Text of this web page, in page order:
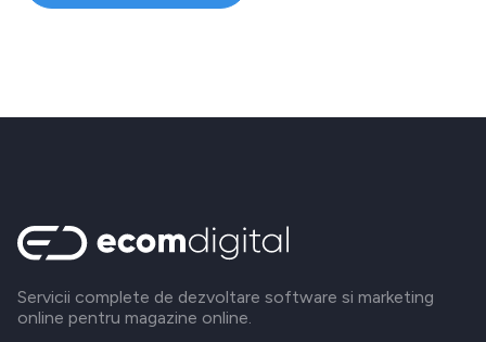
Servicii complete de dezvoltare software si marketing
online pentru magazine online.